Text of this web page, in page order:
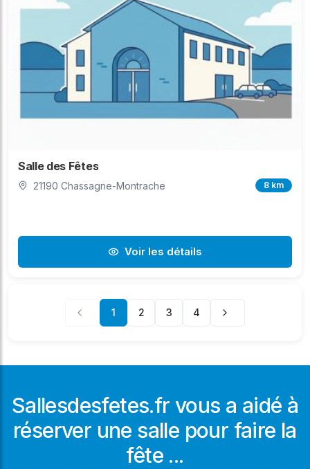
Salle des Fêtes
21190 Chassagne-Montrache 8 km
Voir les détails
1 2 3 4
Sallesdesfetes.fr vous a aidé à
réserver une salle pour faire la
fête ...